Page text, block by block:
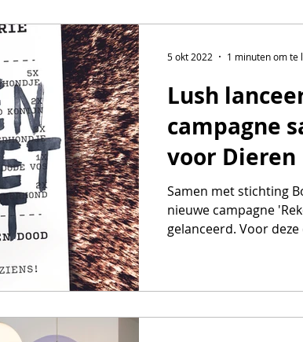
Lush
campagne
voor Dieren
Samen met stichting
nieuwe campagne
gelanceerd. Voor
5 okt 2022 1 minuten om te